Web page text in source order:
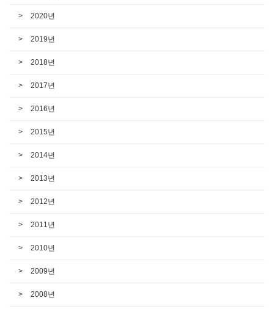
2020년
2019년
2018년
2017년
2016년
2015년
2014년
2013년
2012년
2011년
2010년
2009년
2008년